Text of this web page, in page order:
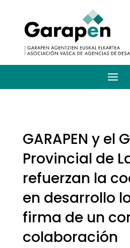
GARAPEN y el
Provincial de
refuerzan la
en desarrollo
firma de un
colaboración